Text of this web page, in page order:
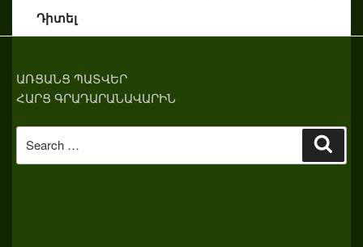
Դիտել
ԱՌՑԱՆՑ ՊԱՏՎԵՐ
ՀԱՐՑ ԳՐԱԴԱՐԱՆԱՎԱՐԻՆ
for: